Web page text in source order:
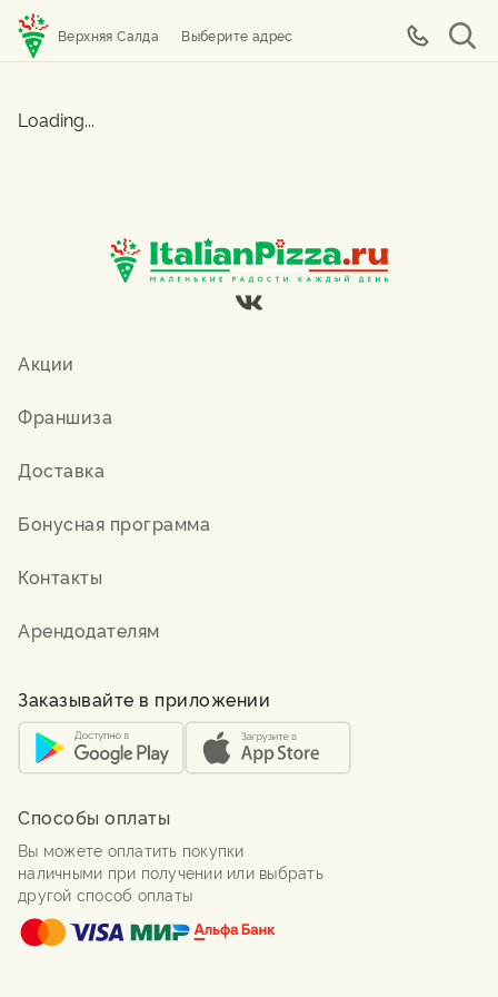
Верхняя Салда Выберите адрес
Loading...
Акции
Франшиза
Доставка
Бонусная программа
Контакты
Арендодателям
Заказывайте в приложении
Способы оплаты
Вы можете оплатить покупки
наличными при получении или выбрать
другой способ оплаты